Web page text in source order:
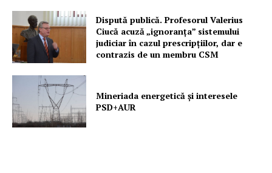
Dispută publică. Profesorul Valerius
Ciucă acuză „ignoranța” sistemului
judiciar în cazul prescripțiilor, dar e
contrazis de un membru CSM
Mineriada energetică și interesele
PSD+AUR